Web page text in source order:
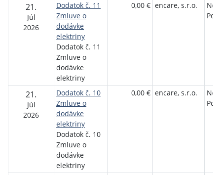
21.
Júl
2026
Dodatok č. 11
Zmluve o
dodávke
elektriny
Dodatok č. 11
Zmluve o
dodávke
elektriny
0,00 € encare, s.r.o.
21.
Júl
2026
Dodatok č. 10
Zmluve o
dodávke
elektriny
Dodatok č. 10
Zmluve o
dodávke
elektriny
0,00 € encare, s.r.o.